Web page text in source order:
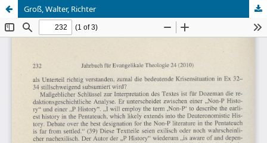
Groß, Walter, Richter